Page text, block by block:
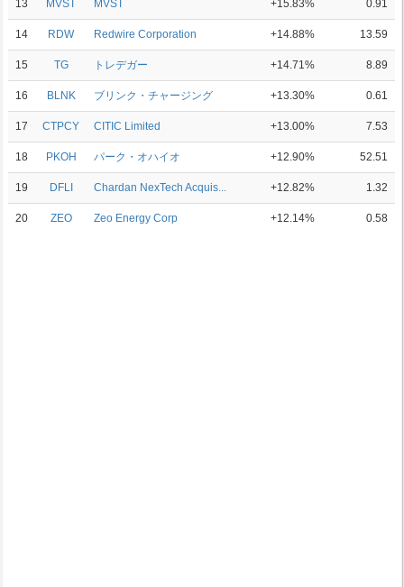
13 MVST MVST +15.83% 0.91
14 RDW Redwire Corporation +14.88% 13.59
15 TG トレデガー +14.71% 8.89
16 BLNK ブリンク・チャージング +13.30% 0.61
17 CTPCY CITIC Limited +13.00% 7.53
18 PKOH パーク・オハイオ +12.90% 52.51
19 DFLI Chardan NexTech Acquis... +12.82% 1.32
20 ZEO Zeo Energy Corp +12.14% 0.58